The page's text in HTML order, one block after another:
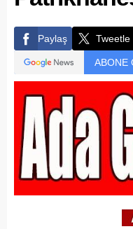
Paylaş Tweetle
ABONE